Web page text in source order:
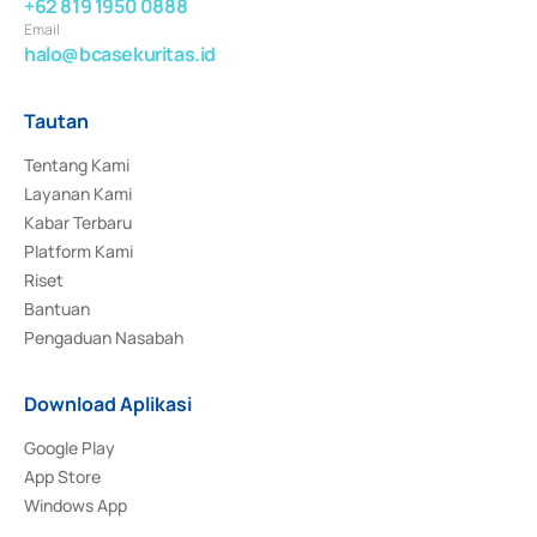
+62 819 1950 0888
Email
halo@bcasekuritas.id
Tautan
Tentang Kami
Layanan Kami
Kabar Terbaru
Platform Kami
Riset
Bantuan
Pengaduan Nasabah
Download Aplikasi
Google Play
App Store
Windows App